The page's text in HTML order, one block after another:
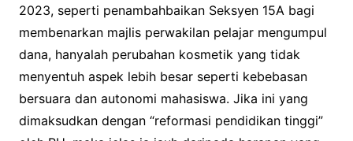
2023, seperti penambahbaikan Seksyen 15A bagi
membenarkan majlis perwakilan pelajar mengumpul
dana, hanyalah perubahan kosmetik yang tidak
menyentuh aspek lebih besar seperti kebebasan
bersuara dan autonomi mahasiswa. Jika ini yang
dimaksudkan dengan “reformasi pendidikan tinggi”